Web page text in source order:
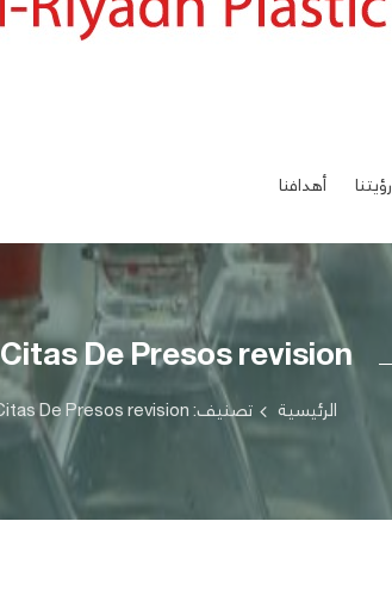
رؤيتنا أهدافنا
Citas De Presos revision
الرئيسية تصنيف: Citas De Presos revision